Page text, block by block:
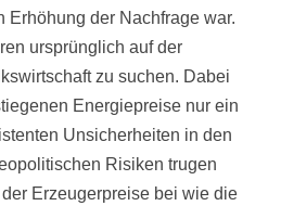
Erhöhung der Nachfrage war.
ursprünglich auf der
zu suchen. Dabei
Energiepreise nur ein
Unsicherheiten in den
Risiken trugen
Erzeugerpreise bei wie die